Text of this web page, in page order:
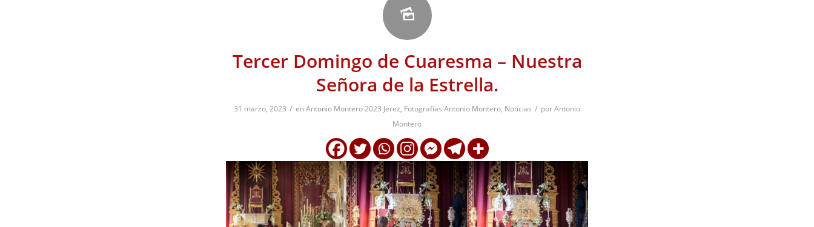
Tercer Domingo de Cuaresma – Nuestra
Señora de la Estrella.
31 marzo, 2023 / enAntonio Montero 2023 Jerez, Fotografías Antonio Montero, Noticias / porAntonio
Montero